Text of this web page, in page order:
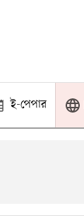
ই-পেপার